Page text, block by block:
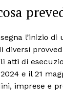
l’inizio
diversi
atti di
e il 21
imprese e